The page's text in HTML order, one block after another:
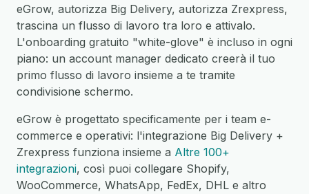
eGrow, autorizza Big Delivery, autorizza Zrexpress,
trascina un flusso di lavoro tra loro e attivalo.
L'onboarding gratuito "white-glove" è incluso in ogni
piano: un account manager dedicato creerà il tuo
primo flusso di lavoro insieme a te tramite
condivisione schermo.
eGrow è progettato specificamente per i team e-
commerce e operativi: l'integrazione Big Delivery +
Zrexpress funziona insieme a Altre 100+
integrazioni, così puoi collegare Shopify,
WooCommerce, WhatsApp, FedEx, DHL e altro